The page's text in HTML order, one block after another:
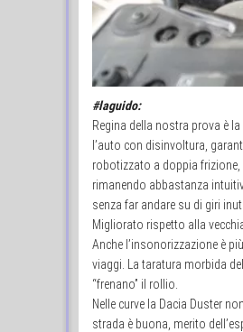
#laguido:
Regina della nostra prova è
l’auto con disinvoltura,
robotizzato a doppia
rimanendo abbastanza
senza far andare su di giri
Migliorato rispetto alla
Anche l’insonorizzazione è
viaggi. La taratura morbida
“frenano” il rollio.
Nelle curve la Dacia Duster
strada è buona, merito